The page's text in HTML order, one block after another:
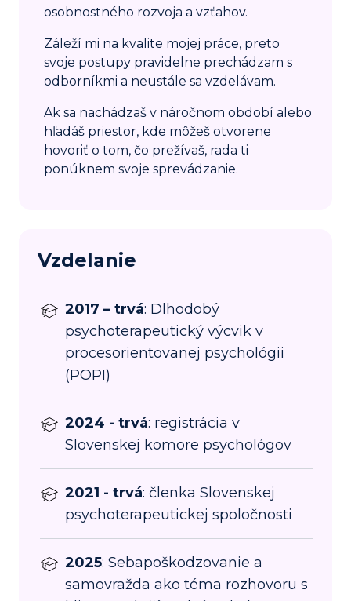
osobnostného rozvoja a vzťahov.
Záleží mi na kvalite mojej práce, preto
svoje postupy pravidelne prechádzam s
odborníkmi a neustále sa vzdelávam.
Ak sa nachádzaš v náročnom období alebo
hľadáš priestor, kde môžeš otvorene
hovoriť o tom, čo prežívaš, rada ti
ponúknem svoje sprevádzanie.
Vzdelanie
2017 – trvá: Dlhodobý
psychoterapeutický výcvik v
procesorientovanej psychológii
(POPI)
2024 - trvá: registrácia v
Slovenskej komore psychológov
2021 - trvá: členka Slovenskej
psychoterapeutickej spoločnosti
2025: Sebapoškodzovanie a
samovražda ako téma rozhovoru s